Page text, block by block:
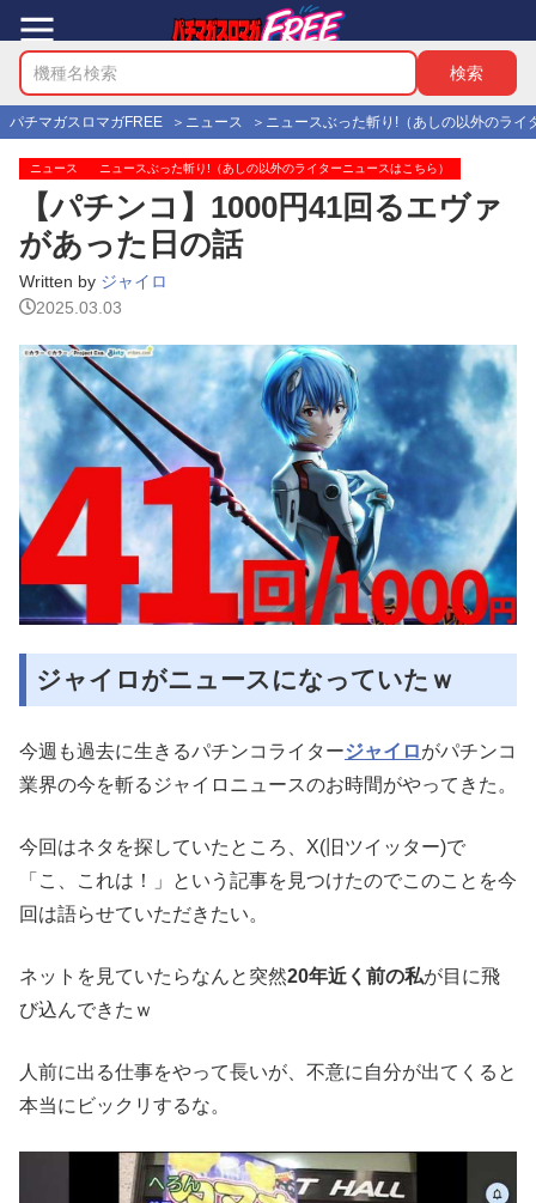
パチマガスロマガFREE ニュース ニュースぶった斬り!（あしの以外のライ
ニュース ニュースぶった斬り!（あしの以外のライターニュースはこちら）
【パチンコ】1000円41回るエヴァ
があった日の話
Written by ジャイロ
2025.03.03
ジャイロがニュースになっていたｗ
今週も過去に生きるパチンコライタージャイロがパチンコ
業界の今を斬るジャイロニュースのお時間がやってきた。
今回はネタを探していたところ、X(旧ツイッター)で
「こ、これは！」という記事を見つけたのでこのことを今
回は語らせていただきたい。
ネットを見ていたらなんと突然20年近く前の私が目に飛
び込んできたｗ
人前に出る仕事をやって長いが、不意に自分が出てくると
本当にビックリするな。